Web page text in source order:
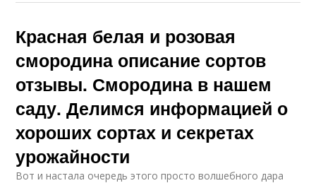
Красная белая и розовая
смородина описание сортов
отзывы. Смородина в нашем
саду. Делимся информацией о
хороших сортах и секретах
урожайности
Вот и настала очередь этого просто волшебного дара